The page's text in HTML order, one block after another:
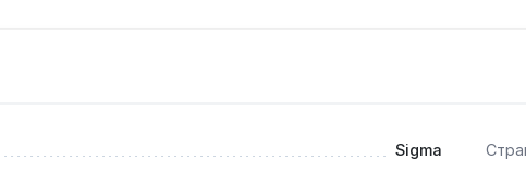
1 год, доставка по Украине.
регулируемый захват 0–45 мм позволяют фиксировать
Sigma